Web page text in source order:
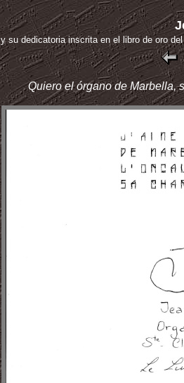
y su dedicatoria inscrita en el libro de oro
Quiero el órgano de Marbella,